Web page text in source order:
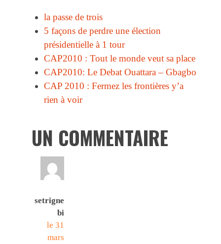
la passe de trois
5 façons de perdre une élection
présidentielle à 1 tour
CAP2010 : Tout le monde veut sa place
CAP2010: Le Debat Ouattara – Gbagbo
CAP 2010 : Fermez les frontières y’a
rien à voir
UN COMMENTAIRE
setrigne
bi
le 31
mars